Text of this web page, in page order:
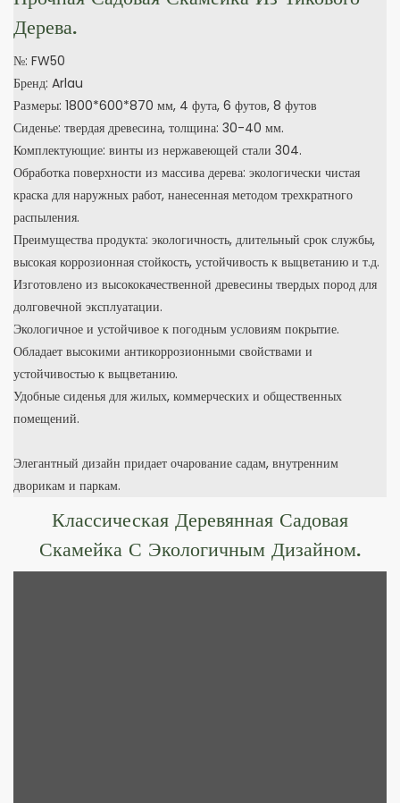
Дерева.
№: FW50
Бренд: Arlau
Размеры: 1800*600*870 мм, 4 фута, 6 футов, 8 футов
Сиденье: твердая древесина, толщина: 30-40 мм.
Комплектующие: винты из нержавеющей стали 304.
Обработка поверхности из массива дерева: экологически чистая
краска для наружных работ, нанесенная методом трехкратного
распыления.
Преимущества продукта: экологичность, длительный срок службы,
высокая коррозионная стойкость, устойчивость к выцветанию и т.д.
Изготовлено из высококачественной древесины твердых пород для
долговечной эксплуатации.
Экологичное и устойчивое к погодным условиям покрытие.
Обладает высокими антикоррозионными свойствами и
устойчивостью к выцветанию.
Удобные сиденья для жилых, коммерческих и общественных
помещений.
Элегантный дизайн придает очарование садам, внутренним
дворикам и паркам.
Классическая Деревянная Садовая
Скамейка С Экологичным Дизайном.